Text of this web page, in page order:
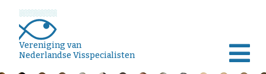
Vereniging van
Nederlandse Visspecialisten